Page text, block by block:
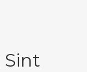
Sint